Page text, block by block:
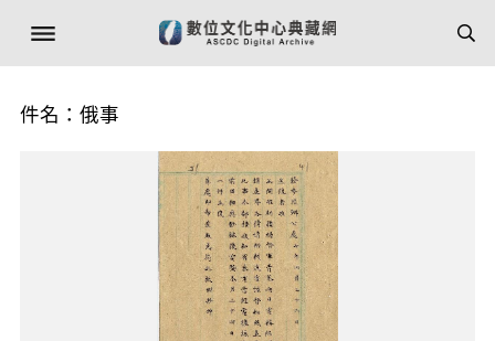
件名：俄事